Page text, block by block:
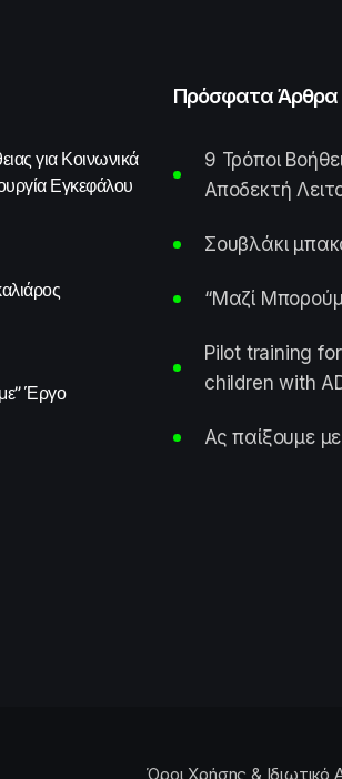
για Κοινωνικά
Εγκεφάλου
Έργο
Πρόσφατα Άρθρα
9 Τρόποι
Αποδεκτή
Σουβλάκι
“Μαζί
Pilot training
children with
Ας παίξουμε
Όροι Χρήσης & Ιδιωτικό